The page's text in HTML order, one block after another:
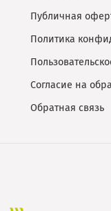
Публичная
Политика
Согласие на
Обратная связь